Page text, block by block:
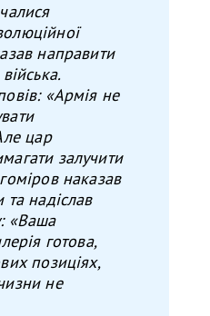
направити
«Армія не
цар
залучити
наказав
танадіслав
«Ваша
готова,
позиціях,
не